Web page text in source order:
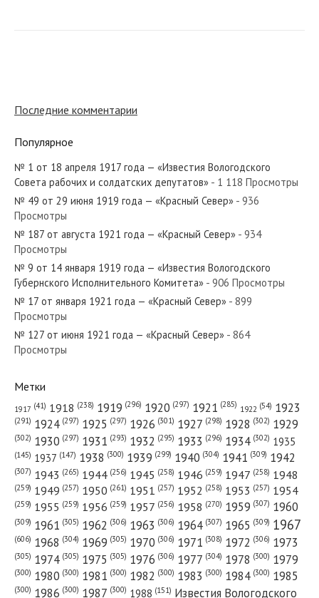
№ 237 от октября 1964 года — «Красный Север»
№ 98 от апреля 1940 года — «Красный Север»
№ 197 от августа 1983 года — «Красный Север»
№ 84 от апреля 1932 года — «Красный Север»
№ 124 от мая 1983 года — «Красный Север»
Последние комментарии
Популярное
№ 1 от 18 апреля 1917 года — «Известия Вологодского
Совета рабочих и солдатских депутатов» - 1 118 Просмотры
№ 49 от 29 июня 1919 года — «Красный Север» - 936
Просмотры
№ 187 от августа 1921 года — «Красный Север» - 934
Просмотры
№ 9 от 14 января 1919 года — «Известия Вологодского
Губернского Исполнительного Комитета» - 906 Просмотры
№ 17 от января 1921 года — «Красный Север» - 899
Просмотры
№ 127 от июня 1921 года — «Красный Север» - 864
Просмотры
Метки
1917 (41) 1918 (238) 1919 (296) 1920 (297) 1921 (285) 1922 (54) 1923
(291) 1924 (297) 1925 (297) 1926 (301) 1927 (298) 1928 (302) 1929
(302) 1930 (297) 1931 (293) 1932 (295) 1933 (296) 1934 (302) 1935
(145) 1937 (147) 1938 (300) 1939 (299) 1940 (304) 1941 (309) 1942
(307) 1943 (265) 1944 (256) 1945 (258) 1946 (259) 1947 (258) 1948
(259) 1949 (257) 1950 (261) 1951 (257) 1952 (258) 1953 (257) 1954
(259) 1955 (259) 1956 (259) 1957 (256) 1958 (270) 1959 (307) 1960
(309) 1961 (305) 1962 (306) 1963 (306) 1964 (307) 1965 (309) 1967
(606) 1968 (304) 1969 (305) 1970 (306) 1971 (308) 1972 (306) 1973
(305) 1974 (305) 1975 (305) 1976 (306) 1977 (304) 1978 (300) 1979
(300) 1980 (300) 1981 (300) 1982 (300) 1983 (300) 1984 (300) 1985
(300) 1986 (300) 1987 (300) 1988 (151) Известия Вологодского